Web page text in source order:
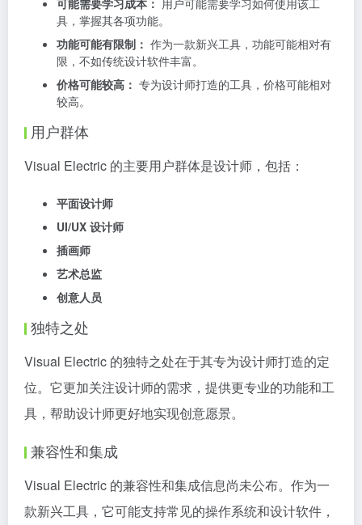
可能需要学习成本： 用户可能需要学习如何使用该工
具，掌握其各项功能。
功能可能有限制： 作为一款新兴工具，功能可能相对有
限，不如传统设计软件丰富。
价格可能较高： 专为设计师打造的工具，价格可能相对
较高。
用户群体
Visual Electric 的主要用户群体是设计师，包括：
平面设计师
UI/UX 设计师
插画师
艺术总监
创意人员
独特之处
Visual Electric 的独特之处在于其专为设计师打造的定
位。它更加关注设计师的需求，提供更专业的功能和工
具，帮助设计师更好地实现创意愿景。
兼容性和集成
Visual Electric 的兼容性和集成信息尚未公布。作为一
款新兴工具，它可能支持常见的操作系统和设计软件，